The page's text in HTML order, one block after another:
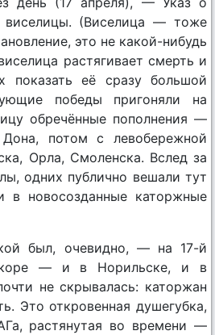
виселицы. (Виселица — тоже
это не какой-нибудь
растягивает смерть и
показать её сразу большой
победы пригоняли на
обречённые пополнения —
потом с левобережной
Орла, Смоленска. Вслед за
одних публично вешали тут
в новосозданные каторжные
был, очевидно, — на 17-й
— и в Норильске, и в
не скрывалась: каторжан
Это откровенная душегубка,
растянутая во времени —